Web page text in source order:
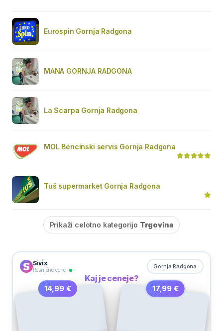
Eurospin Gornja Radgona
MANA GORNJA RADGONA
La Scarpa Gornja Radgona
MOL Bencinski servis Gornja Radgona
Tuš supermarket Gornja Radgona
Prikaži celotno kategorijo Trgovina
Sivix
Resnične cene
Gornja Radgona
Kaj je ceneje?
14,99 € 17,99 €